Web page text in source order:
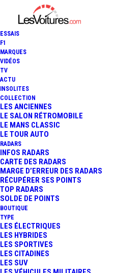
ESSAIS
F1
MARQUES
VIDÉOS
TV
ACTU
INSOLITES
COLLECTION
LES ANCIENNES
LE SALON RÉTROMOBILE
LE MANS CLASSIC
LE TOUR AUTO
RADARS
INFOS RADARS
CARTE DES RADARS
MARGE D’ERREUR DES RADARS
RÉCUPÉRER SES POINTS
TOP RADARS
SOLDE DE POINTS
BOUTIQUE
TYPE
LES ÉLECTRIQUES
LES HYBRIDES
LES SPORTIVES
LES CITADINES
LES SUV
FUTUR
2 Minutes